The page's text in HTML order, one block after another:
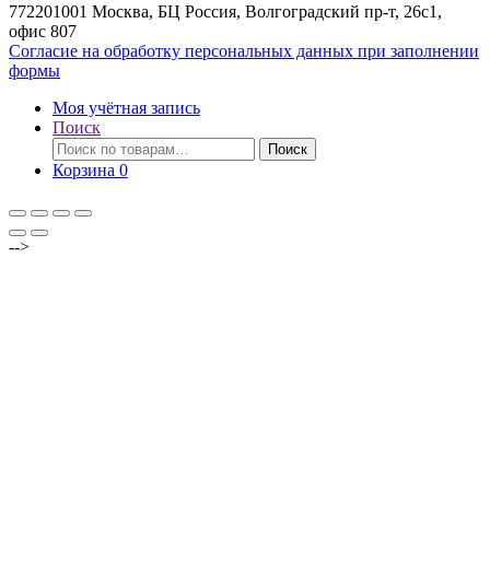
772201001 Москва, БЦ Россия, Волгоградский пр-т, 26с1,
офис 807
Согласие на обработку персональных данных при заполнении
формы
Моя учётная запись
Поиск
Искать:
Поиск
Корзина 0
-->